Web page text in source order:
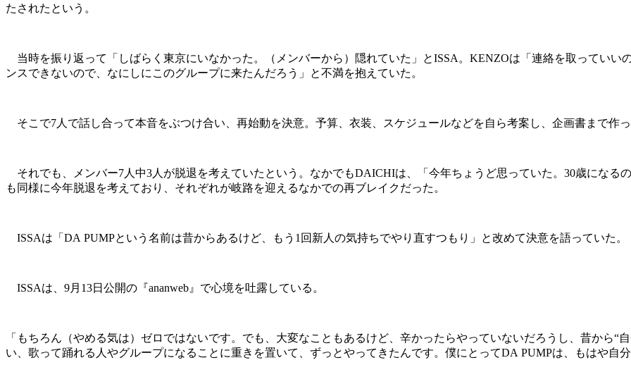
たされたという。
当時を振り返って「しばらく東京にいなかった。（メンバーから）隠れていた」とISSA。KENZOは「連絡を取ってい
ンスできないので、なにしにこのグループに来たんだろう」と不満を抱えていた。
そこで7人で話し合って本音をぶつけ合い、再始動を決意。予算、衣装、スケジュールなどを自ら考案し、企画書まで作
それでも、メンバー7人中3人が脱退を考えていたという。なかでもDAICHIは、「今年ちょうど思っていた。30歳になる
も同様に今年脱退を考えており、それぞれが岐路を迎えるなかでの再ブレイクだった。
ISSAは「DA PUMPという名前は昔からあるけど、もう1回新人の気持ちでやり直すつもり」と改めて決意を語っていた。
ISSAは、9月13日公開の『ananweb』で心境を吐露している。
「もちろん（やめる気は）ゼロではないです。でも、大変なこともあるけど、辛かったらやっていないだろうし、昔から“
い、歌って踊れる人やグループになることに重きを置いて、ずっとやってきたんです。僕にとってDA PUMPは、もはや自